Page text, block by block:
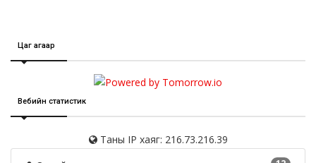
Цаг агаар
Вебийн статистик
Таны IP хаяг: 216.73.216.39